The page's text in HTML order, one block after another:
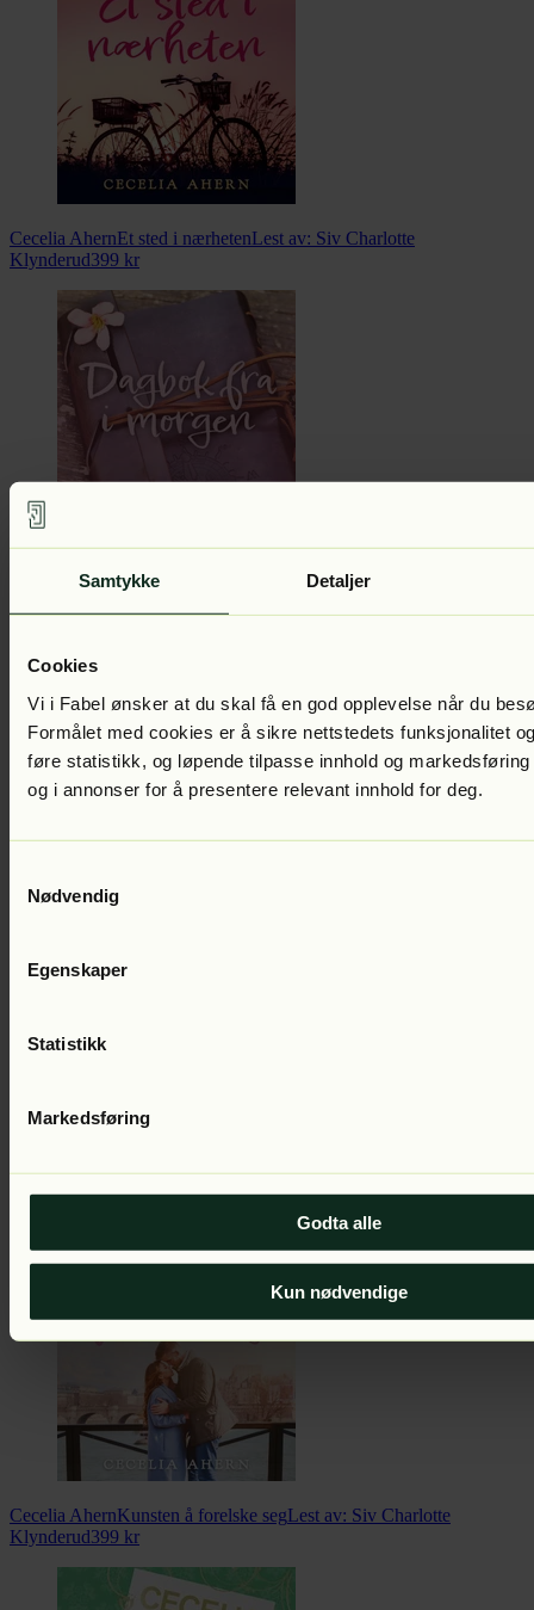
Samtykke Detaljer
Cookies
Vi i Fabel ønsker at du skal få en god opplevelse når du
Formålet med cookies er å sikre nettstedets funksjonalitet
føre statistikk, og løpende tilpasse innhold og markedsføring
og i annonser for å presentere relevant innhold for deg.
Nødvendig
Egenskaper
Statistikk
Markedsføring
Godta alle
Kun nødvendige
Cecelia AhernEt sted i nærhetenLest av: Siv Charlotte
Klynderud399 kr
Klynderud399kr
Cecelia Ahern
Cecelia AhernPSDel 2 i serienLest av:Siv Charlotte Klynderud399
Cecelia AhernKunsten å forelske segLest av: Siv Charlotte
Klynderud399 kr